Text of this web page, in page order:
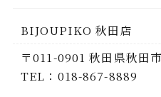
BIJOUPIKO 秋田店
〒011-0901 秋田県秋田
TEL：018-867-8889